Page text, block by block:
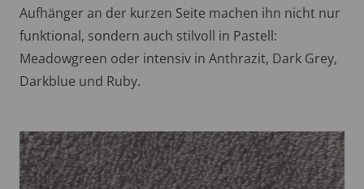
Aufhänger an der kurzen Seite machen ihn nicht nur
funktional, sondern auch stilvoll in Pastell:
Meadowgreen oder intensiv in Anthrazit, Dark Grey,
Darkblue und Ruby.